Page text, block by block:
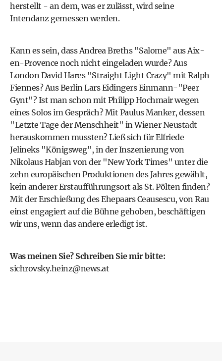
herstellt - an dem, was er zulässt, wird seine
Intendanz gemessen werden.
Kann es sein, dass Andrea Breths "Salome" aus Aix-
en-Provence noch nicht eingeladen wurde? Aus
London David Hares "Straight Light Crazy" mit Ralph
Fiennes? Aus Berlin Lars Eidingers Einmann-"Peer
Gynt"? Ist man schon mit Philipp Hochmair wegen
eines Solos im Gespräch? Mit Paulus Manker, dessen
"Letzte Tage der Menschheit" in Wiener Neustadt
herauskommen mussten? Ließ sich für Elfriede
Jelineks "Königsweg", in der Inszenierung von
Nikolaus Habjan von der "New York Times" unter die
zehn europäischen Produktionen des Jahres gewählt,
kein anderer Erstaufführungsort als St. Pölten finden?
Mit der Erschießung des Ehepaars Ceausescu, von Rau
einst engagiert auf die Bühne gehoben, beschäftigen
wir uns, wenn das andere erledigt ist.
Was meinen Sie? Schreiben Sie mir bitte:
sichrovsky.heinz@news.at